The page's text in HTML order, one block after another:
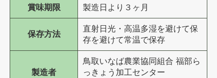
賞味期限 製造日より３ヶ月
保存方法
直射日光・高温多湿を避けて保
存を避けて常温で保存
製造者
鳥取いなば農業協同組合 福部ら
っきょう加工センター